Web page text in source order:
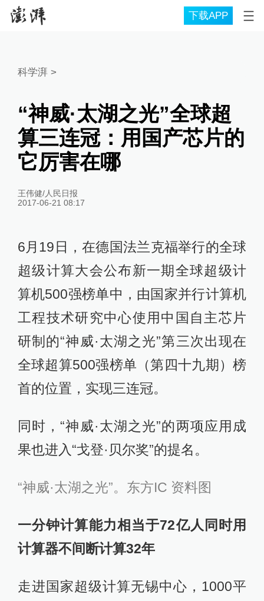
下载APP
科学湃 >
“神威·太湖之光”全球超
算三连冠：用国产芯片的
它厉害在哪
王伟健/人民日报
2017-06-21 08:17
6月19日，在德国法兰克福举行的全球
超级计算大会公布新一期全球超级计
算机500强榜单中，由国家并行计算机
工程技术研究中心使用中国自主芯片
研制的“神威·太湖之光”第三次出现在
全球超算500强榜单（第四十九期）榜
首的位置，实现三连冠。
同时，“神威·太湖之光”的两项应用成
果也进入“戈登·贝尔奖”的提名。
“神威·太湖之光”。东方IC 资料图
一分钟计算能力相当于72亿人同时用
计算器不间断计算32年
走进国家超级计算无锡中心，1000平